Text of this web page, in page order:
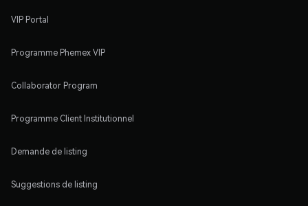
VIP Portal
Programme Phemex VIP
Collaborator Program
Programme Client Institutionnel
Demande de listing
Suggestions de listing